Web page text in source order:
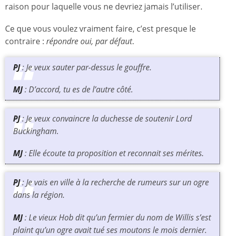
raison pour laquelle vous ne devriez jamais l’utiliser.
Ce que vous voulez vraiment faire, c’est presque le
contraire : répondre oui, par défaut.
PJ: Je veux sauter par-dessus le gouffre.
MJ: D’accord, tu es de l’autre côté.
PJ: Je veux convaincre la duchesse de soutenir Lord
Buckingham.
MJ: Elle écoute ta proposition et reconnait ses mérites.
PJ: Je vais en ville à la recherche de rumeurs sur un ogre
dans la région.
MJ: Le vieux Hob dit qu’un fermier du nom de Willis s’est
plaint qu’un ogre avait tué ses moutons le mois dernier.